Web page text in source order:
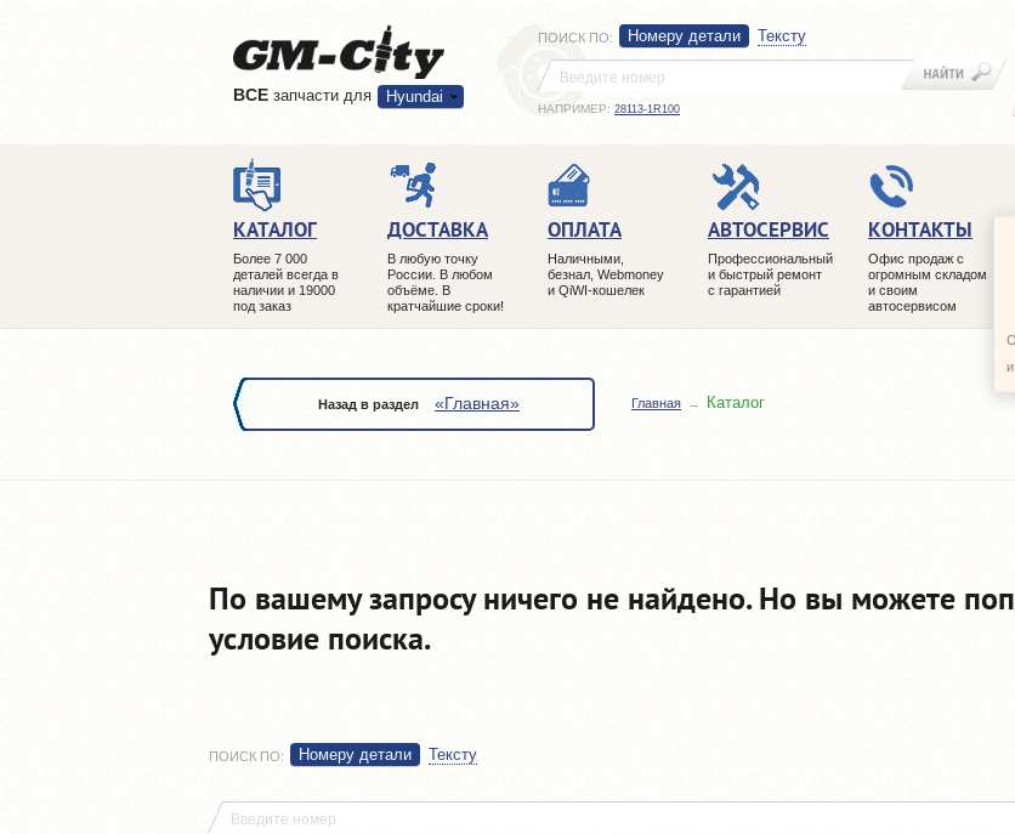
ВCE запчасти для Hyundai
ПОИСК ПО: Номеру детали Тексту
НАПРИМЕР: 28113-1R100
КАТАЛОГ
Более 7 000
деталей всегда в
наличии и 19000
под заказ
ДОСТАВКА
В любую точку
России. В любом
объёме. В
кратчайшие сроки!
ОПЛАТА
Наличными,
безнал, Webmoney
и QiWI-кошелек
АВТОСЕРВИС
Профессиональный
и быстрый ремонт
с гарантией
КОНТАКТЫ
Офис продаж с
огромным складом
и своим
автосервисом
Назад в раздел «Главная» Главная Каталог
По вашему запросу ничего не найдено. Но вы можете
условие поиска.
ПОИСК ПО: Номеру детали Тексту